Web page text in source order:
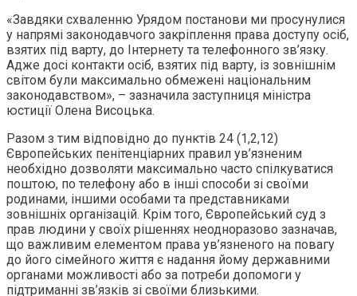
«Завдяки схваленню Урядом постанови ми просунулися
у напрямі законодавчого закріплення права доступу осіб,
взятих під варту, до Інтернету та телефонного зв’язку.
Адже досі контакти осіб, взятих під варту, із зовнішнім
світом були максимально обмежені національним
законодавством», – зазначила заступниця міністра
юстиції Олена Висоцька.
Разом з тим відповідно до пунктів 24 (1,2,12)
Європейських пенітенціарних правил ув’язненим
необхідно дозволяти максимально часто спілкуватися
поштою, по телефону або в інші способи зі своїми
родинами, іншими особами та представниками
зовнішніх організацій. Крім того, Європейський суд з
прав людини у своїх рішеннях неодноразово зазначав,
що важливим елементом права ув’язненого на повагу
до його сімейного життя є надання йому державними
органами можливості або за потреби допомоги у
підтриманні зв’язків зі своїми близькими.